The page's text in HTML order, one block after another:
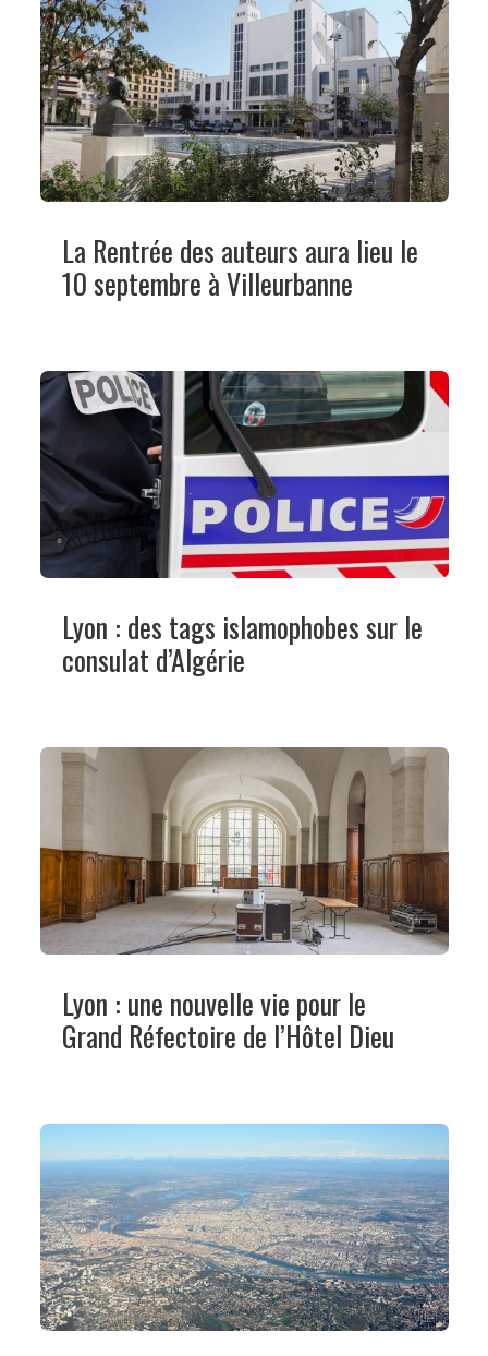
La Rentrée des auteurs aura lieu le
10 septembre à Villeurbanne
Lyon : des tags islamophobes sur le
consulat d’Algérie
Lyon : une nouvelle vie pour le
Grand Réfectoire de l’Hôtel Dieu